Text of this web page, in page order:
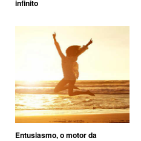
infinito
Entusiasmo, o motor da